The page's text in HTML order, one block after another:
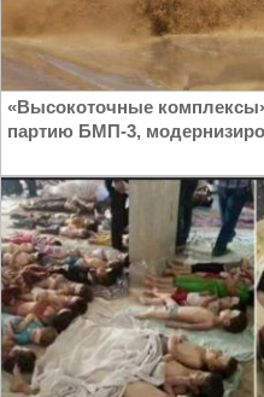
«Высокоточные
партию БМП-3,